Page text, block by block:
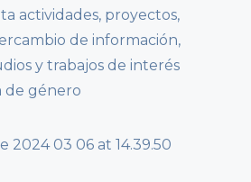
actividades, proyectos,
de información,
y trabajos de interés
de género